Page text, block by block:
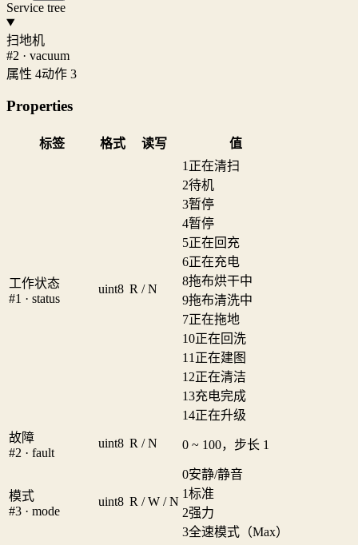
Service tree
扫地机
#2 · vacuum
属性 4动作 3
Properties
标签 格式 读写 值
工作状态
#1 · status
uint8 R / N
1 正在清扫
2待机
3暂停
4暂停
5正在回充
6正在充电
8拖布烘干中
9拖布清洗中
7正在拖地
10正在回洗
11 正在建图
12正在清洁
13充电完成
14正在升级
故障
#2 · fault
uint8 R / N 0 ~ 100，步长 1
模式
#3 · mode
uint8 R / W / N
0安静/静音
1标准
2强力
3全速模式（Max）